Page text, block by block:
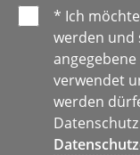
* Ich
werden und
verwendet
werden